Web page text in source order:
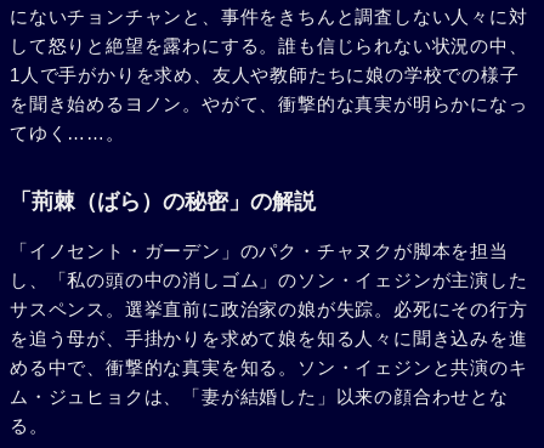
にないチョンチャンと、事件をきちんと調査しない人々に対
して怒りと絶望を露わにする。誰も信じられない状況の中、
1人で手がかりを求め、友人や教師たちに娘の学校での様子
を聞き始めるヨノン。やがて、衝撃的な真実が明らかになっ
てゆく……。
「荊棘（ばら）の秘密」の解説
「イノセント・ガーデン」のパク・チャヌクが脚本を担当
し、「私の頭の中の消しゴム」のソン・イェジンが主演した
サスペンス。選挙直前に政治家の娘が失踪。必死にその行方
を追う母が、手掛かりを求めて娘を知る人々に聞き込みを進
める中で、衝撃的な真実を知る。ソン・イェジンと共演のキ
ム・ジュヒョクは、「妻が結婚した」以来の顔合わせとな
る。